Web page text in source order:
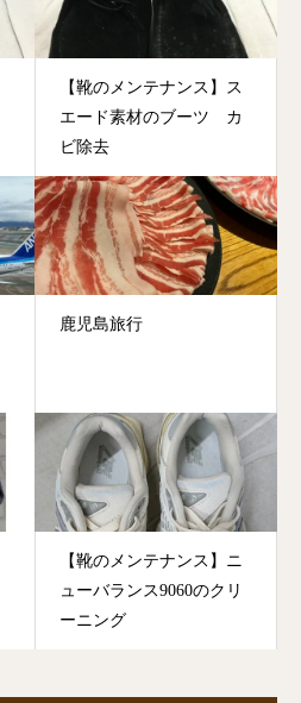
【靴のメンテナンス】ス
エード素材のブーツ カ
ビ除去
鹿児島旅行
【靴のメンテナンス】ニ
ューバランス9060のクリ
ーニング